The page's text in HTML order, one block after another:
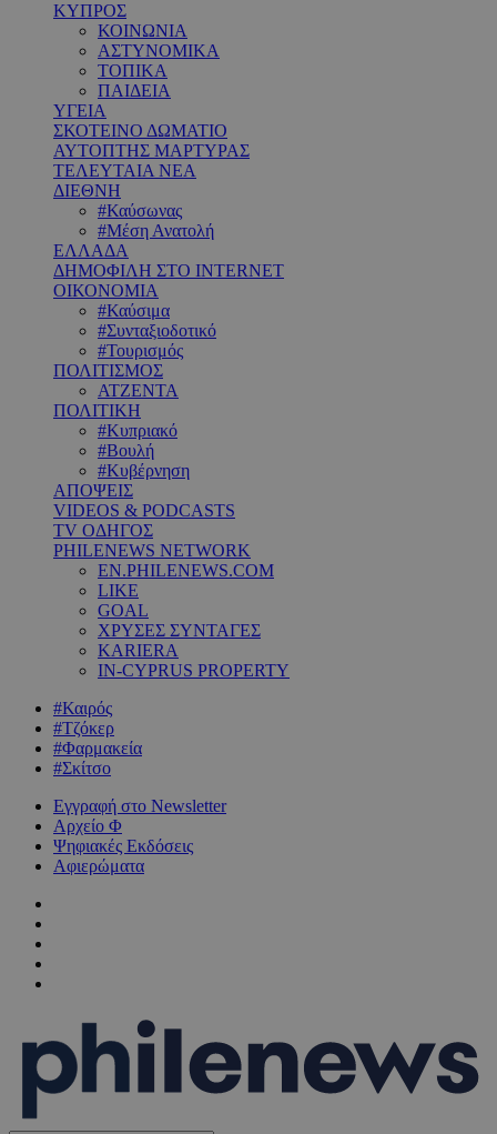
ΚΥΠΡΟΣ
ΚΟΙΝΩΝΙΑ
ΑΣΤΥΝΟΜΙΚΑ
ΤΟΠΙΚΑ
ΠΑΙΔΕΙΑ
ΥΓΕΙΑ
ΣΚΟΤΕΙΝΟ ΔΩΜΑΤΙΟ
ΑΥΤΟΠΤΗΣ ΜΑΡΤΥΡΑΣ
ΤΕΛΕΥΤΑΙΑ ΝΕΑ
ΔΙΕΘΝΗ
#Καύσωνας
#Μέση Ανατολή
ΕΛΛΑΔΑ
ΔΗΜΟΦΙΛΗ ΣΤΟ INTERNET
ΟΙΚΟΝΟΜΙΑ
#Καύσιμα
#Συνταξιοδοτικό
#Τουρισμός
ΠΟΛΙΤΙΣΜΟΣ
ΑΤΖΕΝΤΑ
ΠΟΛΙΤΙΚΗ
#Κυπριακό
#Βουλή
#Κυβέρνηση
ΑΠΟΨΕΙΣ
VIDEOS & PODCASTS
TV ΟΔΗΓΟΣ
PHILENEWS NETWORK
EN.PHILENEWS.COM
LIKE
GOAL
ΧΡΥΣΕΣ ΣΥΝΤΑΓΕΣ
KARIERA
IN-CYPRUS PROPERTY
#Καιρός
#Τζόκερ
#Φαρμακεία
#Σκίτσο
Εγγραφή στο Newsletter
Αρχείο Φ
Ψηφιακές Εκδόσεις
Αφιερώματα